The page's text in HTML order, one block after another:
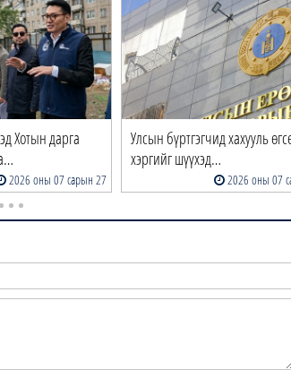
Хотын дарга
2026 оны 07 сарын 27
Улсын бүртгэгчид хахууль
хэргийг шүүхэд…
2026 оны 07